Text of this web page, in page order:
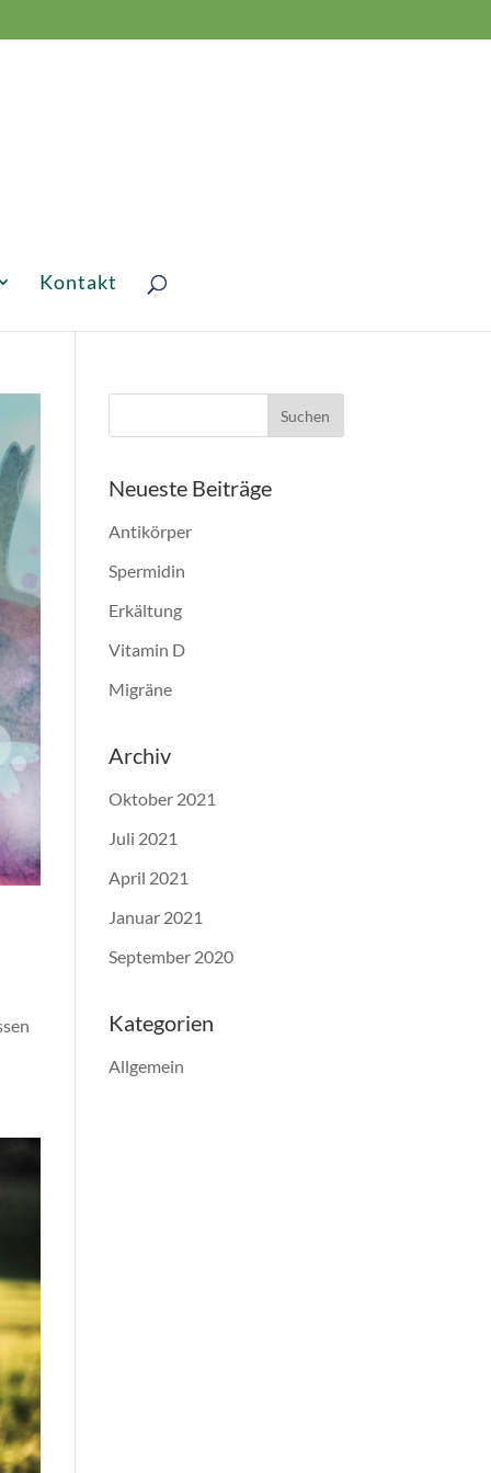
Kontakt
Neueste Beiträge
Antikörper
Spermidin
Erkältung
Vitamin D
Migräne
Archiv
Oktober 2021
Juli 2021
April 2021
Januar 2021
September 2020
Kategorien
Allgemein